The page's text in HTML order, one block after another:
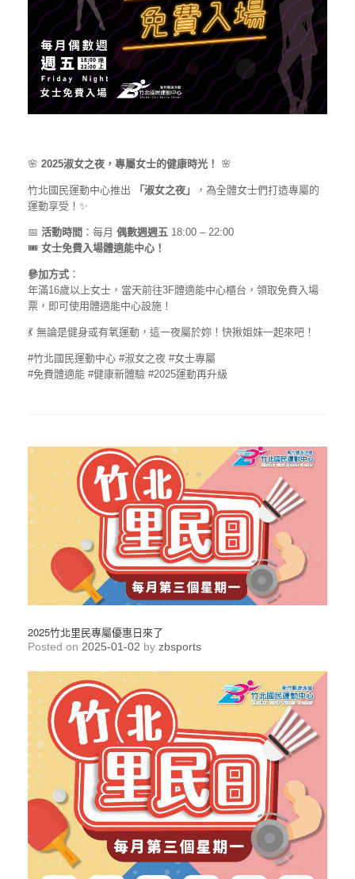
🌸 2025淑女之夜，專屬女士的健康時光！ 🌸
竹北國民運動中心推出 「淑女之夜」
，為全體女士們打造專屬的
運動享受！✨
📅 活動時間 ：每月 偶數週週五 18:00 – 22:00
🎟️ 女士免費入場體適能中心！
參加方式 ：
年滿16歲以上女士，當天前往3F體適能中心櫃台，領取免費入場
票，即可使用體適能中心設施！
💃 無論是健身或有氧運動，這一夜屬於妳！快揪姐妹一起來吧！
#竹北國民運動中心 #淑女之夜 #女士專屬
#免費體適能 #健康新體驗 #2025運動再升級
2025竹北里民專屬優惠日來了
Posted on 2025-01-02 by zbsports